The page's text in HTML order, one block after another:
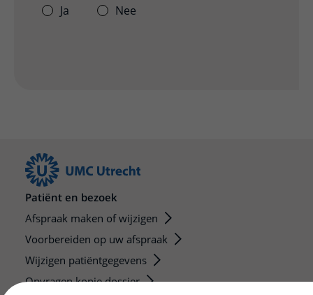
Ja
Nee
Patiënt en bezoek
Afspraak maken of wijzigen
Voorbereiden op uw afspraak
Wijzigen patiëntgegevens
Opvragen kopie dossier